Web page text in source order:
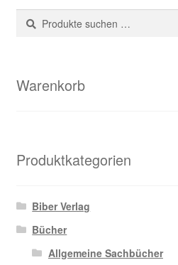
Suche
nach:
Suchen
Warenkorb
Produktkategorien
Biber Verlag
Bücher
Allgemeine Sachbücher